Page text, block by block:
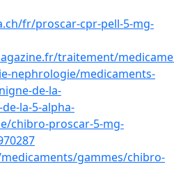
fr/proscar-cpr-pell-5-mg-
traitement/
nephrologie/medicaments-
de-la-
la-5-alpha-
chibro-proscar-5-mg-
gammes/chibro-